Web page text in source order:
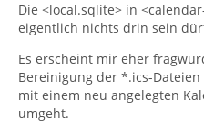
Die <local.sqlite> in
eigentlich nichts drin sein
Es erscheint mir eher
Bereinigung der *.ics-
mit einem neu angelegten
umgeht.